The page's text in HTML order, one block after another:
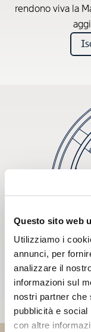
Questo sito web
Utilizziamo i
annunci, per
analizzare il
informazioni sul
nostri partner che
pubblicità e
con altre
rendono viva la